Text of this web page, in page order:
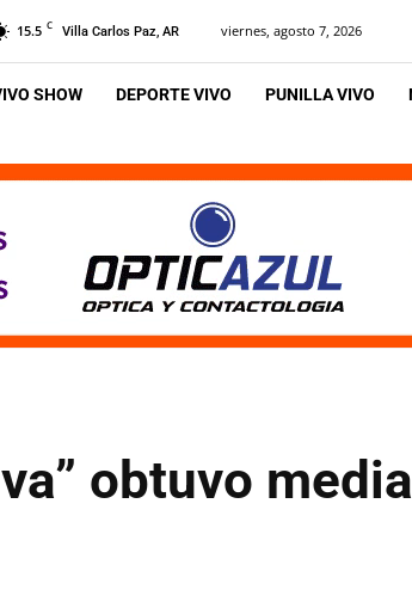
15.5 C Villa Carlos Paz, AR viernes, agosto 7, 2026
SHOW DEPORTE VIVO PUNILLA VIVO
obtuvo media